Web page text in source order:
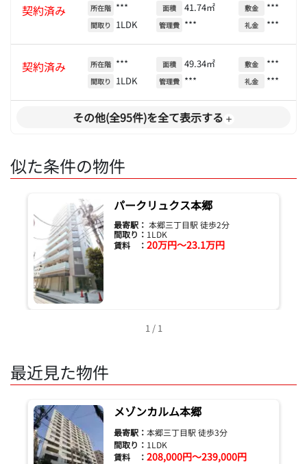
契約済み 所在階 ***
間取り 1LDK
面積 41.74㎡
管理費 ***
敷金 ***
礼金 ***
契約済み 所在階 ***
間取り 1LDK
面積 49.34㎡
管理費 ***
敷金 ***
礼金 ***
その他(全95件)を全て表示する
似た条件の物件
パークリュクス本郷
最寄駅： 本郷三丁目駅 徒歩2分
間取り： 1LDK
賃料 ： 20万円～23.1万円
1 / 1
最近見た物件
メゾンカルム本郷
最寄駅： 本郷三丁目駅 徒歩3分
間取り： 1LDK
賃料 ： 208,000円～239,000円